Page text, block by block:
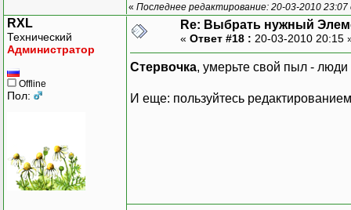
ИначеЕсли
КонецПроцедуры
« Последнее редактирование: 20-03-2010
RXL
Технический
Администратор
Offline
Пол:
Re: Выбрать нужный
« Ответ #18 : 20-03-2010 20:15
Стервочка, умерьте свой пыл -
И еще: пользуйтесь